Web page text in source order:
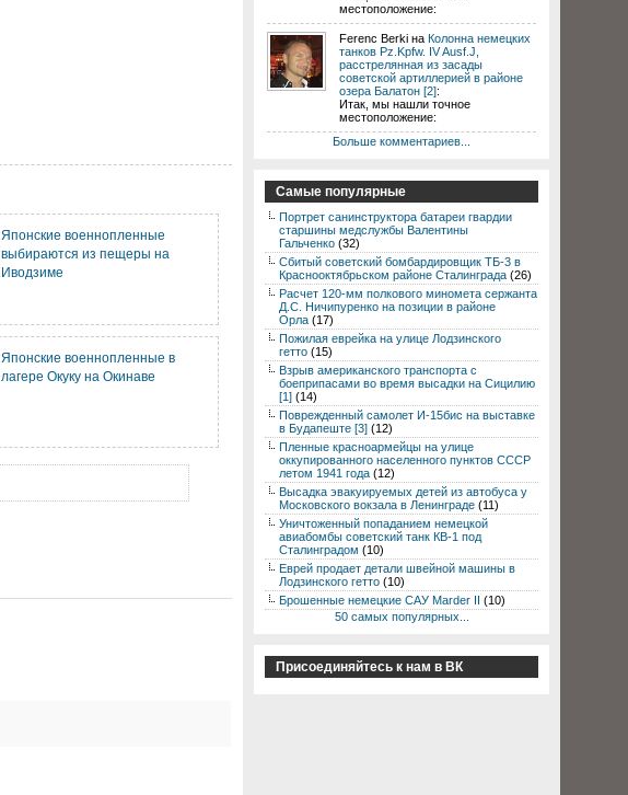
Японские военнопленные
выбираются из пещеры на
Иводзиме
Японские военнопленные в
лагере Окуку на Окинаве
местоположение:
Ferenc Berki на Колонна немецких
танков Pz.Kpfw. IV Ausf.J,
расстрелянная из засады
советской артиллерией в районе
озера Балатон [2]:
Итак, мы нашли точное
местоположение:
Больше комментариев...
Самые популярные
Портрет санинструктора батареи гвардии
старшины медслужбы Валентины
Гальченко (32)
Сбитый советский бомбардировщик ТБ-3 в
Краснооктябрьском районе Сталинграда (26)
Расчет 120-мм полкового миномета сержанта
Д.С. Ничипуренко на позиции в районе
Орла (17)
Пожилая еврейка на улице Лодзинского
гетто (15)
Взрыв американского транспорта с
боеприпасами во время высадки на Сицилию
[1] (14)
Поврежденный самолет И-15бис на выставке
в Будапеште [3] (12)
Пленные красноармейцы на улице
оккупированного населенного пунктов СССР
летом 1941 года (12)
Высадка эвакуируемых детей из автобуса у
Московского вокзала в Ленинграде (11)
Уничтоженный попаданием немецкой
авиабомбы советский танк КВ-1 под
Сталинградом (10)
Еврей продает детали швейной машины в
Лодзинского гетто (10)
Брошенные немецкие САУ Marder II (10)
50 самых популярных...
Присоединяйтесь к нам в ВК